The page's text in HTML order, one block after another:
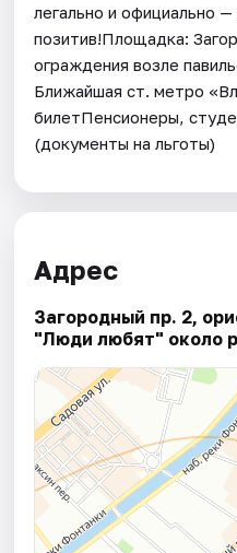
легально и официально
позитив!Площадка:
ограждения возле
Ближайшая ст. метро
билетПенсионеры,
(документы на льготы)
Адрес
Загородный пр. 2,
"Люди любят" около